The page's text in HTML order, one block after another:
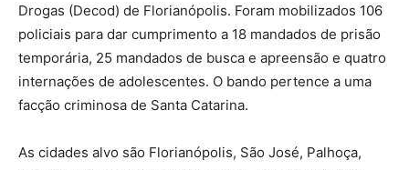
Drogas (Decod) de Florianópolis. Foram mobilizados 106
policiais para dar cumprimento a 18 mandados de prisão
temporária, 25 mandados de busca e apreensão e quatro
internações de adolescentes. O bando pertence a uma
facção criminosa de Santa Catarina.
As cidades alvo são Florianópolis, São José, Palhoça,